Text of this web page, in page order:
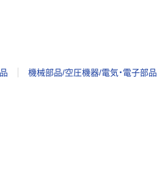
機械部品/空圧機器/電気・電子部品